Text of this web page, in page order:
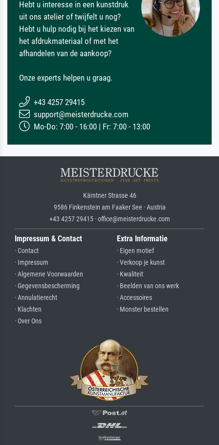
Hebt u interesse in een kunstdruk
uit ons atelier of twijfelt u nog?
Hebt u hulp nodig bij het kiezen van
het afdrukmateriaal of met het
afhandelen van de aankoop?
Onze experts helpen u graag.
+43 4257 29415
support@meisterdrucke.com
Mo-Do: 7:00 - 16:00 | Fr: 7:00 - 13:00
Kärntner Strasse 46
9586 Finkenstein am Faaker See · Austria
+43 4257 29415 · office@meisterdrucke.com
Impressum & Contact
· Contact
· Impressum
· Algemene Voorwaarden
· Gegevensbescherming
· Annulatierecht
· Klachten
· Over Ons
Extra Informatie
· Eigen motief
· Verkoop je kunst
· Kwaliteit
· Beelden van ons werk
· Accessoires
· Monster bestellen